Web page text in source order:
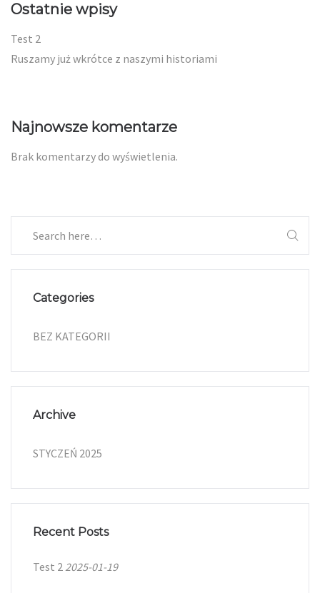
Ostatnie wpisy
Test 2
Ruszamy już wkrótce z naszymi historiami
Najnowsze komentarze
Brak komentarzy do wyświetlenia.
Categories
BEZ KATEGORII
Archive
STYCZEŃ 2025
Recent Posts
Test 22025-01-19